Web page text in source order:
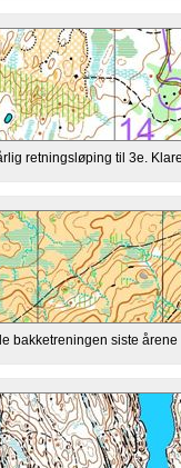
retningsløping til 3e.
bakketreningen siste